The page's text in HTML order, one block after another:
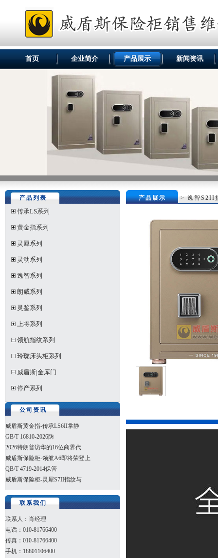
首页 企业简介 产品展示 新闻资讯
产品列表
传承LS系列
黄金指系列
灵犀系列
灵动系列
逸智系列
朗威系列
灵鉴系列
上将系列
领航指纹系列
玲珑床头柜系列
威盾斯|金库门
停产系列
公司资讯
威盾斯黄金指-传承LS6II掌静
GB/T 16810-2026防
2026特朗普访华的16位商界代
威盾斯保险柜-领航A6即将荣登上
QB/T 4719-2014保管
威盾斯保险柜-灵犀S7II指纹与
联系我们
联系人：肖经理
电话：010-81766400
传真：010-81766400
手机：18801106400
产品展示 > 逸智S2II